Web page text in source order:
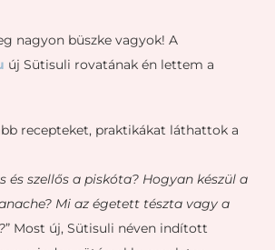
nagyon büszke vagyok! A
új Sütisuli rovatának én lettem a
recepteket, praktikákat láthattok a
és szellős a piskóta? Hogyan készül a
Mi az égetett tészta vagy a
” Most új, Sütisuli néven indított